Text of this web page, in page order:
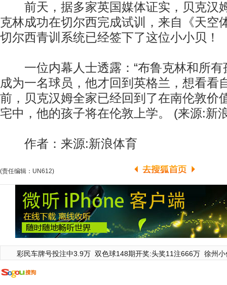
前天，据多家英国媒体证实，贝克汉
克林成功在切尔西完成试训，来自《天空
切尔西青训系统已经签下了这位小小贝！
一位内幕人士透露：“布鲁克林和所有
成为一名球员，他才回到英格兰，想看看
前，贝克汉姆全家已经回到了在南伦敦价
宅中，他的孩子将在伦敦上学。 (来源:新
作者：来源:新浪体育
(责任编辑：UN612)
彩民车牌号投注中3.9万 双色球148期开奖:头奖11注666万 徐州